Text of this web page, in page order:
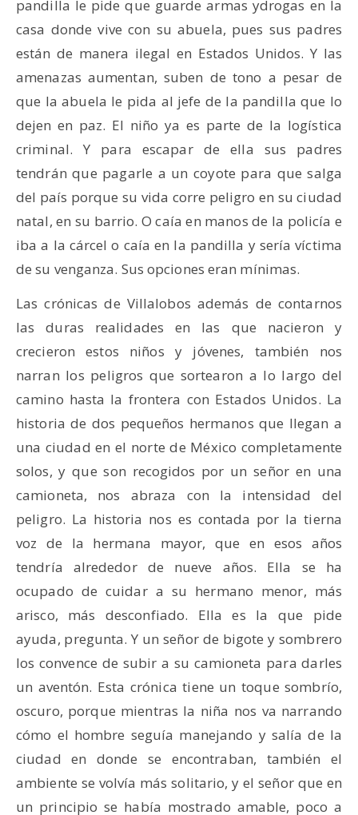
pandilla le pide que guarde armas ydrogas en la
casa donde vive con su abuela, pues sus padres
están de manera ilegal en Estados Unidos. Y las
amenazas aumentan, suben de tono a pesar de
que la abuela le pida al jefe de la pandilla que lo
dejen en paz. El niño ya es parte de la logística
criminal. Y para escapar de ella sus padres
tendrán que pagarle a un coyote para que salga
del país porque su vida corre peligro en su ciudad
natal, en su barrio. O caía en manos de la policía e
iba a la cárcel o caía en la pandilla y sería víctima
de su venganza. Sus opciones eran mínimas.
Las crónicas de Villalobos además de contarnos
las duras realidades en las que nacieron y
crecieron estos niños y jóvenes, también nos
narran los peligros que sortearon a lo largo del
camino hasta la frontera con Estados Unidos. La
historia de dos pequeños hermanos que llegan a
una ciudad en el norte de México completamente
solos, y que son recogidos por un señor en una
camioneta, nos abraza con la intensidad del
peligro. La historia nos es contada por la tierna
voz de la hermana mayor, que en esos años
tendría alrededor de nueve años. Ella se ha
ocupado de cuidar a su hermano menor, más
arisco, más desconfiado. Ella es la que pide
ayuda, pregunta. Y un señor de bigote y sombrero
los convence de subir a su camioneta para darles
un aventón. Esta crónica tiene un toque sombrío,
oscuro, porque mientras la niña nos va narrando
cómo el hombre seguía manejando y salía de la
ciudad en donde se encontraban, también el
ambiente se volvía más solitario, y el señor que en
un principio se había mostrado amable, poco a